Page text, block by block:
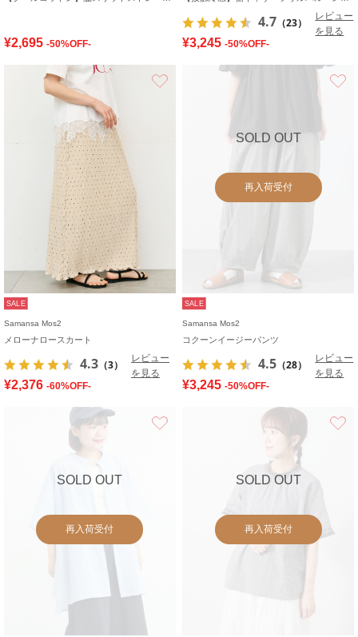
¥2,695 -50%OFF-
4.7 （23）
レビュー
を見る
¥3,245 -50%OFF-
お気に入り
SALE
Samansa Mos2
メローナロースカート
4.3 （3）
レビュー
を見る
¥2,376 -60%OFF-
SOLD OUT
再入荷受付
SALE
Samansa Mos2
コクーンイージーパンツ
4.5 （28）
レビュー
を見る
¥3,245 -50%OFF-
SOLD OUT
再入荷受付
SOLD OUT
再入荷受付